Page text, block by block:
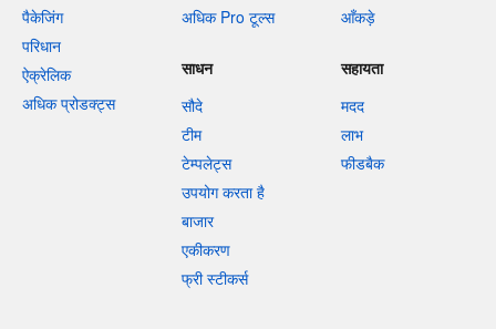
पैकेजिंग
परिधान
ऐक्रेलिक
अधिक प्रोडक्ट्स
अधिक Pro टूल्स
आँकड़े
साधन
सौदे
टीम
टेम्पलेट्स
उपयोग करता है
बाजार
एकीकरण
फ्री स्टीकर्स
सहायता
मदद
लाभ
फीडबैक